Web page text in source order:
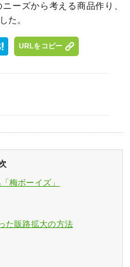
ーズから考える商品作り、
た。
URLをコピー
梅ボーイズ」
た販路拡大の方法